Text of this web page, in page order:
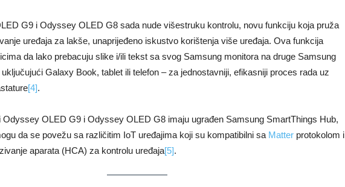
G9 i Odyssey OLED G8 sada nude višestruku kontrolu, novu funkciju koja pruža
uređaja za lakše, unaprijeđeno iskustvo korištenja više uređaja. Ova funkcija
da lako prebacuju slike i/ili tekst sa svog Samsung monitora na druge Samsung
Galaxy Book, tablet ili telefon – za jednostavniji, efikasniji proces rada uz
[4].
Odyssey OLED G9 i Odyssey OLED G8 imaju ugrađen Samsung SmartThings Hub,
da se povežu sa različitim IoT uređajima koji su kompatibilni sa Matter protokolom i
aparata (HCA) za kontrolu uređaja[5].